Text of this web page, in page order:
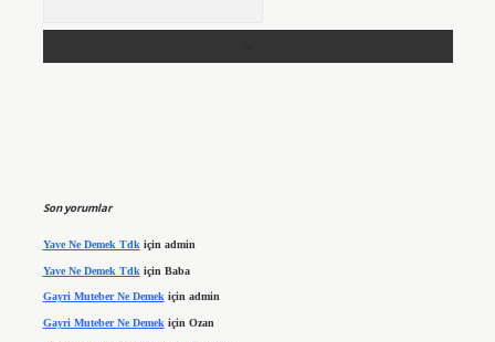
Son yorumlar
Yave Ne Demek Tdk için admin
Yave Ne Demek Tdk için Baba
Gayri Muteber Ne Demekiçin admin
Gayri Muteber Ne Demek için Ozan